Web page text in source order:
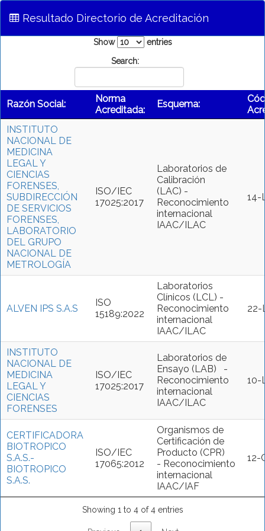
Resultado Directorio de Acreditación
Show
entries
Search:
Razón Social:
Norma
Acreditada:
Esquema:
INSTITUTO
NACIONAL DE
MEDICINA
LEGAL Y
CIENCIAS
FORENSES,
SUBDIRECCIÓN
DE SERVICIOS
FORENSES,
LABORATORIO
DEL GRUPO
NACIONAL DE
METROLOGÍA
ISO/IEC
17025:2017
Laboratorios de
Calibración
(LAC) -
Reconocimiento
internacional
IAAC/ILAC
14-
ALVEN IPS S.A.S
ISO
15189:2022
Laboratorios
Clínicos (LCL) -
Reconocimiento
internacional
IAAC/ILAC
22-
INSTITUTO
NACIONAL DE
MEDICINA
LEGAL Y
CIENCIAS
FORENSES
ISO/IEC
17025:2017
Laboratorios de
Ensayo (LAB) -
Reconocimiento
internacional
IAAC/ILAC
10-
CERTIFICADORA
BIOTROPICO
S.A.S.-
BIOTROPICO
S.A.S.
ISO/IEC
17065:2012
Organismos de
Certificación de
Producto (CPR)
- Reconocimiento
internacional
IAAC/IAF
12-
Showing 1 to 4 of 4 entries